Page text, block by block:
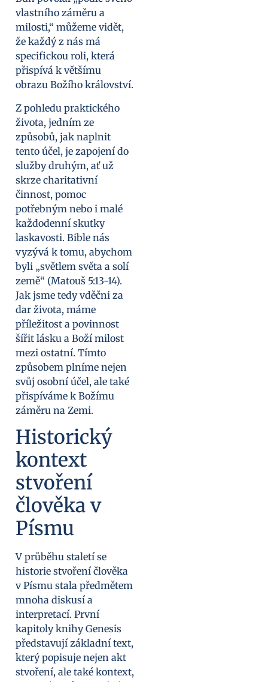
vlastního záměru a
milosti,“ můžeme vidět,
že každý z nás má
specifickou roli, která
přispívá k většímu
obrazu Božího království.
Z pohledu praktického
života, jedním ze
způsobů, jak naplnit
tento účel, je zapojení do
služby druhým, ať už
skrze charitativní
činnost, pomoc
potřebným nebo i malé
každodenní skutky
laskavosti. Bible nás
vyzývá k tomu, abychom
byli „světlem světa a solí
země“ (Matouš 5:13-14).
Jak jsme tedy vděčni za
dar života, máme
příležitost a povinnost
šířit lásku a Boží milost
mezi ostatní. Tímto
způsobem plníme nejen
svůj osobní účel, ale také
přispíváme k Božímu
záměru na Zemi.
Historický
kontext
stvoření
člověka v
Písmu
V průběhu staletí se
historie stvoření člověka
v Písmu stala předmětem
mnoha diskusí a
interpretací. První
kapitoly knihy Genesis
představují základní text,
který popisuje nejen akt
stvoření, ale také kontext,